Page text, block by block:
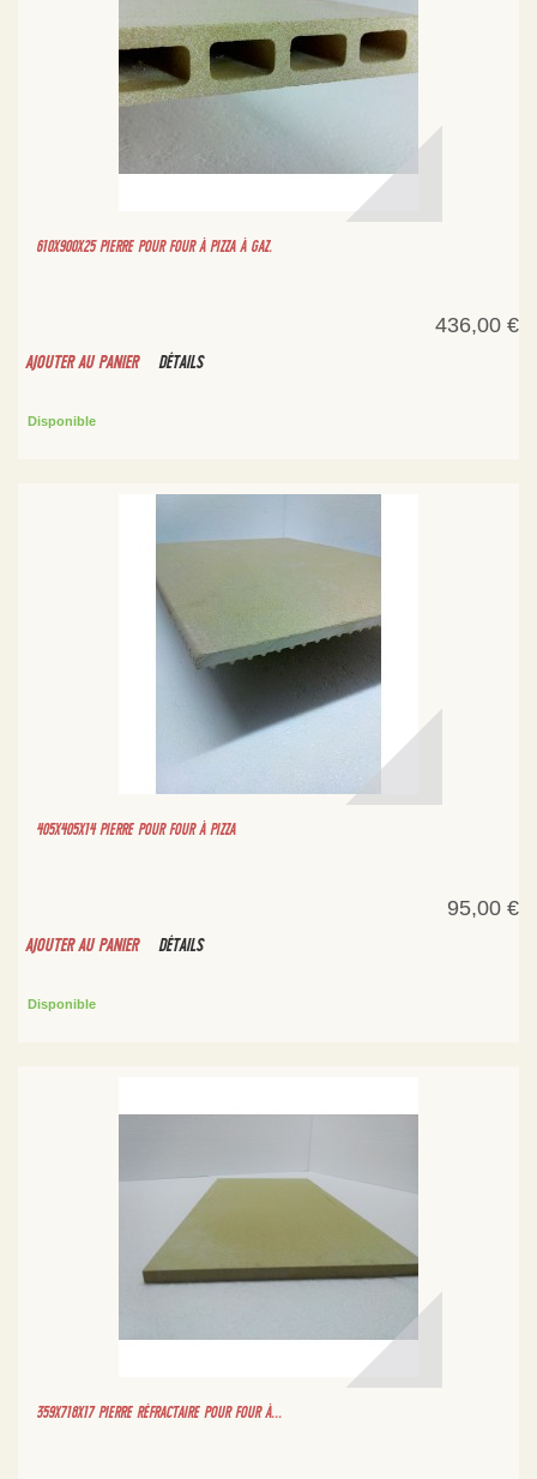
610X900X25 PIERRE POUR FOUR À PIZZA À GAZ.
436,00 €
AJOUTER AU PANIER DÉTAILS
Disponible
405X405X14 PIERRE POUR FOUR À PIZZA
95,00 €
AJOUTER AU PANIER DÉTAILS
Disponible
359X718X17 PIERRE RÉFRACTAIRE POUR FOUR À...